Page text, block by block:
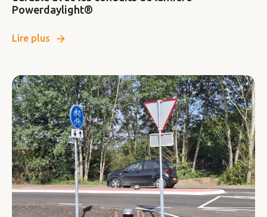
Powerdaylight®
Lire plus